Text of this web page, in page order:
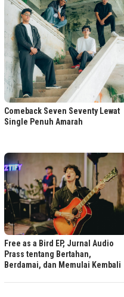
Comeback Seven Seventy Lewat
Single Penuh Amarah
Free as a Bird EP, Jurnal Audio
Prass tentang Bertahan,
Berdamai, dan Memulai Kembali